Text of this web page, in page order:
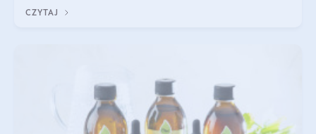
CZYTAJ